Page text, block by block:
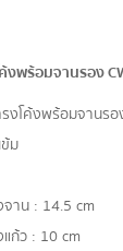
งพร้อมจานรอง
งโค้งพร้อมจานรอ
ม
าน : 14.5 cm
ก้ว : 10 cm